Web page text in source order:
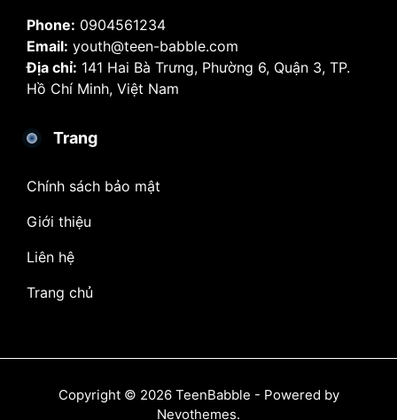
Phone: 0904561234
Email: youth@teen-babble.com
Địa chỉ: 141 Hai Bà Trưng, Phường 6, Quận 3, TP.
Hồ Chí Minh, Việt Nam
Trang
Chính sách bảo mật
Giới thiệu
Liên hệ
Trang chủ
Copyright © 2026 TeenBabble - Powered by
Nevothemes.